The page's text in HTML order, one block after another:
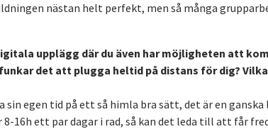
nästan helt perfekt, men så många
upplägg där du även har möjligheten att
det att plugga heltid på distans för dig?
egen tid på ett så himla bra sätt, det är en
16h ett par dagar i rad, så kan det leda till att får